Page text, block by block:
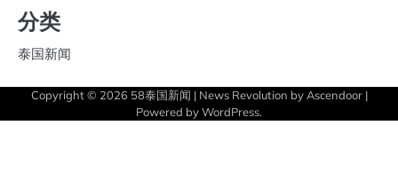
分类
泰国新闻
Copyright © 2026 58泰国新闻 | News Revolution by Ascendoor|
Powered byWordPress.